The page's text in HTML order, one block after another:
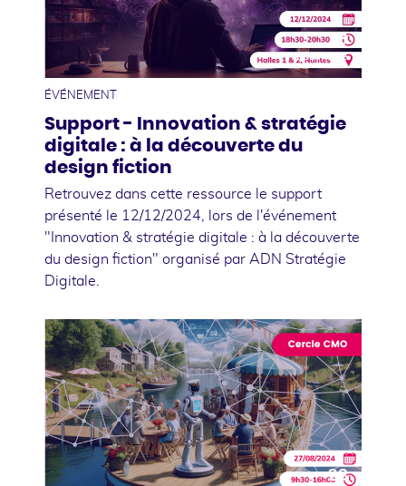
13
décembre
ÉVÉNEMENT
Support - Innovation & stratégie
digitale : à la découverte du
design fiction
Retrouvez dans cette ressource le support
présenté le 12/12/2024, lors de l'événement
"Innovation & stratégie digitale : à la découverte
du design fiction" organisé par ADN Stratégie
Digitale.
28